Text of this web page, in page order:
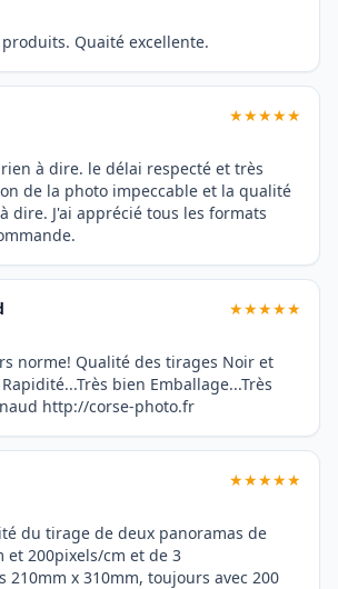
Quaité excellente.
★★★★★
à dire. le délai respecté et très
de la photo impeccable et la qualité
dire. J'ai apprécié tous les formats
★★★★★
norme! Qualité des tirages Noir et
bien Emballage...Très
http://corse-photo.fr
★★★★★
du tirage de deux panoramas de
et 200pixels/cm et de 3
210mm x 310mm, toujours avec 200